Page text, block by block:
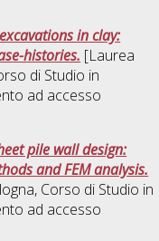
in clay:
histories. [Laurea
di Studio in
ad accesso
pile wall design:
and FEM analysis.
Corso di Studio in
ad accesso